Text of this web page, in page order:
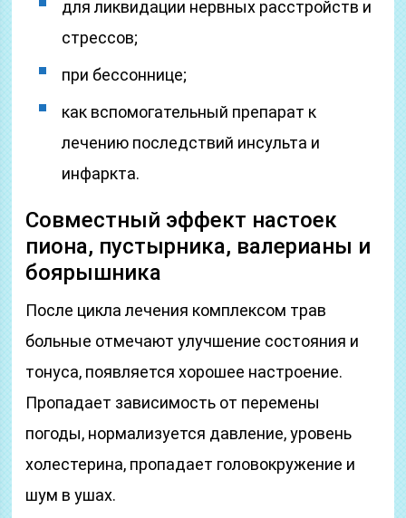
для ликвидации нервных расстройств и
стрессов;
при бессоннице;
как вспомогательный препарат к
лечению последствий инсульта и
инфаркта.
Совместный эффект настоек
пиона, пустырника, валерианы и
боярышника
После цикла лечения комплексом трав
больные отмечают улучшение состояния и
тонуса, появляется хорошее настроение.
Пропадает зависимость от перемены
погоды, нормализуется давление, уровень
холестерина, пропадает головокружение и
шум в ушах.